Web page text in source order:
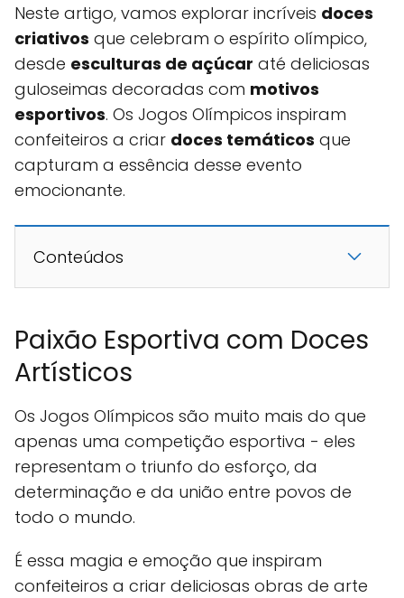
Neste artigo, vamos explorar incríveis doces
criativos que celebram o espírito olímpico,
desde esculturas de açúcar até deliciosas
guloseimas decoradas com motivos
esportivos. Os Jogos Olímpicos inspiram
confeiteiros a criar doces temáticos que
capturam a essência desse evento
emocionante.
Conteúdos
Paixão Esportiva com Doces
Artísticos
Os Jogos Olímpicos são muito mais do que
apenas uma competição esportiva - eles
representam o triunfo do esforço, da
determinação e da união entre povos de
todo o mundo.
É essa magia e emoção que inspiram
confeiteiros a criar deliciosas obras de arte